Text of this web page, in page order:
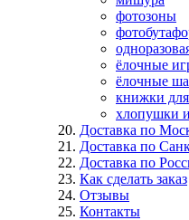
фотозоны
ёлочные
ёлочные
книжки для
хлопушки
Доставка по
Доставка по
Доставка по
Как сделать заказ
Отзывы
Контакты